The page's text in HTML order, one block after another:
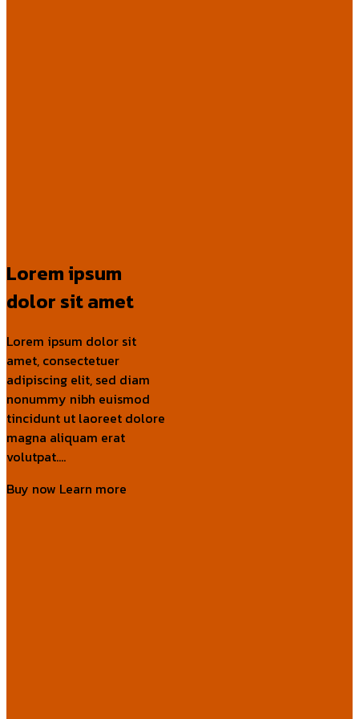
Lorem ipsum
dolor sit amet
Lorem ipsum dolor sit
amet, consectetuer
adipiscing elit, sed diam
nonummy nibh euismod
tincidunt ut laoreet dolore
magna aliquam erat
volutpat….
Buy now Learn more